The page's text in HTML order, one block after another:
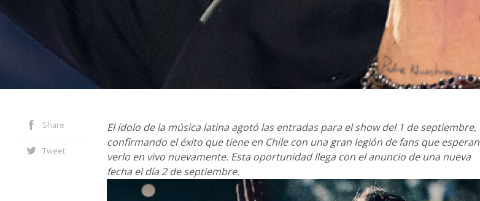
Share
Tweet
El ídolo de la música latina agotó las entradas para el show del 1 de septiembre,
confirmando el éxito que tiene en Chile con una gran legión de fans que esperan
verlo en vivo nuevamente. Esta oportunidad llega con el anuncio de una nueva
fecha el día 2 de septiembre.